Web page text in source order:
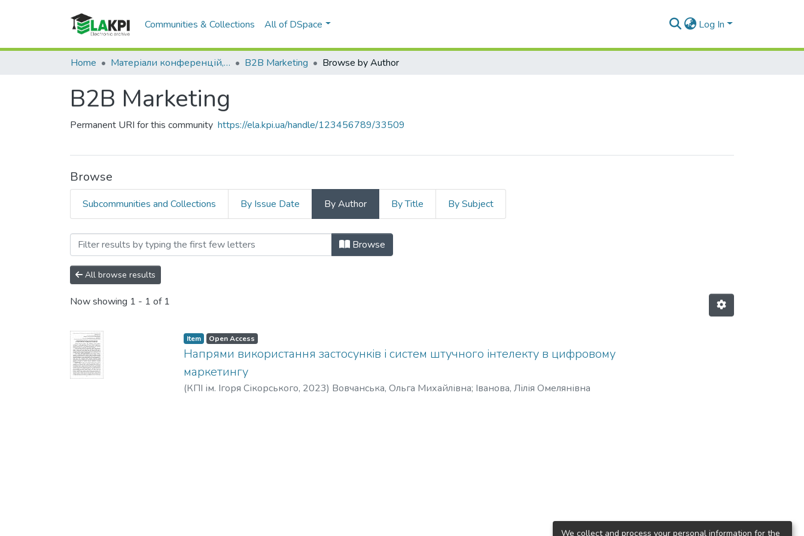
Communities & Collections All of DSpace Log In
Home Матеріали конференцій, семінарів і т.п. B2B Marketing Browse by Author
B2B Marketing
Permanent URI for this community https://ela.kpi.ua/handle/123456789/33509
Browse
Subcommunities and Collections By Issue Date By Author By Title By Subject
Browsing B2B Marketing by Author "Вовчанська, Ольга Михайлівна"
Browse
All browse results
Now showing 1 - 1 of 1
Item Open Access
Напрями використання застосунків і систем штучного інтелекту в цифровому
маркетингу
(КПІ ім. Ігоря Сікорського, 2023) Вовчанська, Ольга Михайлівна; Іванова, Лілія Омелянівна
We collect and process your personal information for the